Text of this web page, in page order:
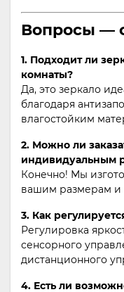
Вопросы —
1. Подходит ли
комнаты?
Да, это зеркало
благодаря
влагостойким
2. Можно ли
индивидуальным
Конечно! Мы
вашим размерам и
3. Как
Регулировка
сенсорного
дистанционного
4. Есть ли